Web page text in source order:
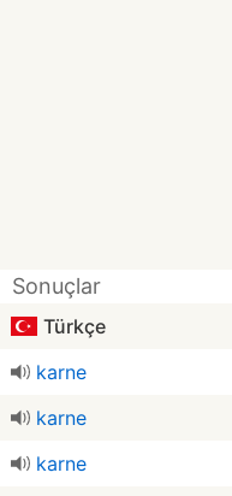
Sonuçlar
Türkçe
karne
karne
karne